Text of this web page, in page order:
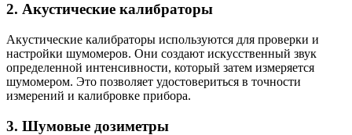
2. Акустические калибраторы
Акустические калибраторы используются для проверки и
настройки шумомеров. Они создают искусственный звук
определенной интенсивности, который затем измеряется
шумомером. Это позволяет удостовериться в точности
измерений и калибровке прибора.
3. Шумовые дозиметры